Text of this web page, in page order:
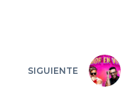
SIGUIENTE